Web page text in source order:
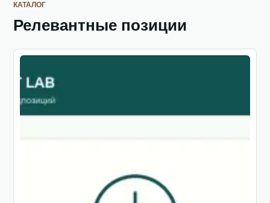
КАТАЛОГ
Релевантные позиции